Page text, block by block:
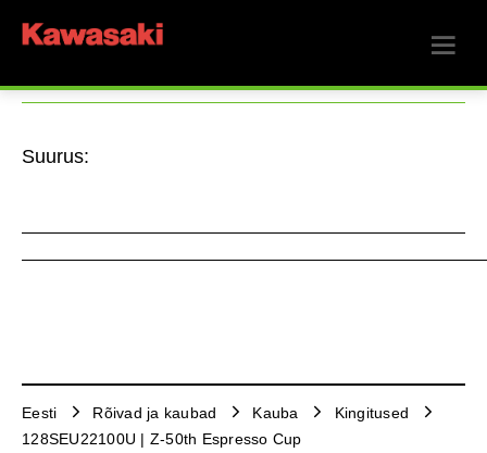
Suurus:
Eesti Rõivad ja kaubad Kauba
Kingitused
128SEU22100U | Z-50th Espresso Cup